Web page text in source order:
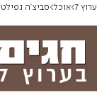
ערוץ 7 אוכל סביצ'ה